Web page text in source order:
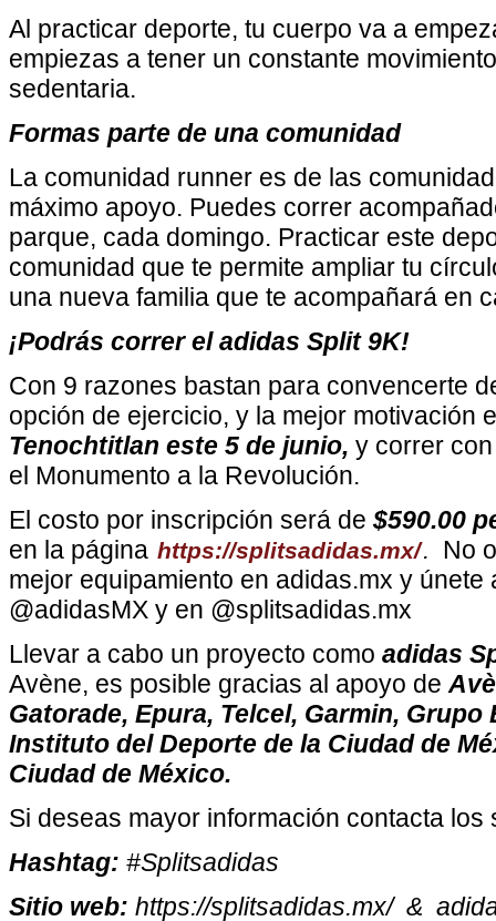
Al practicar deporte, tu cuerpo va a
empiezas a tener un constante
sedentaria.
Formas parte de una comunidad
La comunidad runner es de las
máximo apoyo. Puedes correr
parque, cada domingo. Practicar este
comunidad que te permite ampliar tu
una nueva familia que te acompañará en
¡Podrás correr el adidas Split 9K!
Con 9 razones bastan para convencerte
opción de ejercicio, y la mejor motivación
Tenochtitlan este 5 de junio, y correr
el Monumento a la Revolución.
El costo por inscripción será de $590.00
en la página https://splitsadidas.mx/. No
mejor equipamiento en adidas.mx y
@adidasMX y en @splitsadidas.mx
Llevar a cabo un proyecto como adidas
Avène, es posible gracias al apoyo de
Gatorade, Epura, Telcel, Garmin, Grupo
Instituto del Deporte de la Ciudad de
Ciudad de México.
Si deseas mayor información contacta los
Hashtag: #Splitsadidas
Sitio web: https://splitsadidas.mx/ &